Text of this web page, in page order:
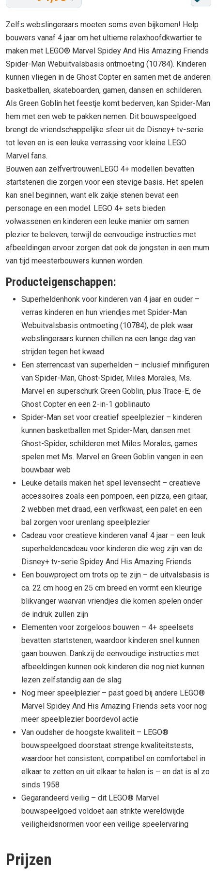
Zelfs webslingeraars moeten soms even bijkomen! Help
bouwers vanaf 4 jaar om het ultieme relaxhoofdkwartier te
maken met LEGO® Marvel Spidey And His Amazing Friends
Spider-Man Webuitvalsbasis ontmoeting (10784). Kinderen
kunnen vliegen in de Ghost Copter en samen met de anderen
basketballen, skateboarden, gamen, dansen en schilderen.
Als Green Goblin het feestje komt bederven, kan Spider-Man
hem met een web te pakken nemen. Dit bouwspeelgoed
brengt de vriendschappelijke sfeer uit de Disney+ tv-serie
tot leven en is een leuke verrassing voor kleine LEGO
Marvel fans.
Bouwen aan zelfvertrouwenLEGO 4+ modellen bevatten
startstenen die zorgen voor een stevige basis. Het spelen
kan snel beginnen, want elk zakje stenen bevat een
personage en een model. LEGO 4+ sets bieden
volwassenen en kinderen een leuke manier om samen
plezier te beleven, terwijl de eenvoudige instructies met
afbeeldingen ervoor zorgen dat ook de jongsten in een mum
van tijd meesterbouwers kunnen worden.
Producteigenschappen:
Superheldenhonk voor kinderen van 4 jaar en ouder –
verras kinderen en hun vriendjes met Spider-Man
Webuitvalsbasis ontmoeting (10784), de plek waar
webslingeraars kunnen chillen na een lange dag van
strijden tegen het kwaad
Een sterrencast van superhelden – inclusief minifiguren
van Spider-Man, Ghost-Spider, Miles Morales, Ms.
Marvel en superschurk Green Goblin, plus Trace-E, de
Ghost Copter en een 2-in-1 goblinauto
Spider-Man set voor creatief speelplezier – kinderen
kunnen basketballen met Spider-Man, dansen met
Ghost-Spider, schilderen met Miles Morales, games
spelen met Ms. Marvel en Green Goblin vangen in een
bouwbaar web
Leuke details maken het spel levensecht – creatieve
accessoires zoals een pompoen, een pizza, een gitaar,
2 webben met draad, een verfkwast, een palet en een
bal zorgen voor urenlang speelplezier
Cadeau voor creatieve kinderen vanaf 4 jaar – een leuk
superheldencadeau voor kinderen die weg zijn van de
Disney+ tv-serie Spidey And His Amazing Friends
Een bouwproject om trots op te zijn – de uitvalsbasis is
ca. 22 cm hoog en 25 cm breed en vormt een kleurige
blikvanger waarvan vriendjes die komen spelen onder
de indruk zullen zijn
Elementen voor zorgeloos bouwen – 4+ speelsets
bevatten startstenen, waardoor kinderen snel kunnen
gaan bouwen. Dankzij de eenvoudige instructies met
afbeeldingen kunnen ook kinderen die nog niet kunnen
lezen zelfstandig aan de slag
Nog meer speelplezier – past goed bij andere LEGO®
Marvel Spidey And His Amazing Friends sets voor nog
meer speelplezier boordevol actie
Van oudsher de hoogste kwaliteit – LEGO®
bouwspeelgoed doorstaat strenge kwaliteitstests,
waardoor het consistent, compatibel en comfortabel in
elkaar te zetten en uit elkaar te halen is – en dat is al zo
sinds 1958
Gegarandeerd veilig – dit LEGO® Marvel
bouwspeelgoed voldoet aan strikte wereldwijde
veiligheidsnormen voor een veilige speelervaring
Prijzen